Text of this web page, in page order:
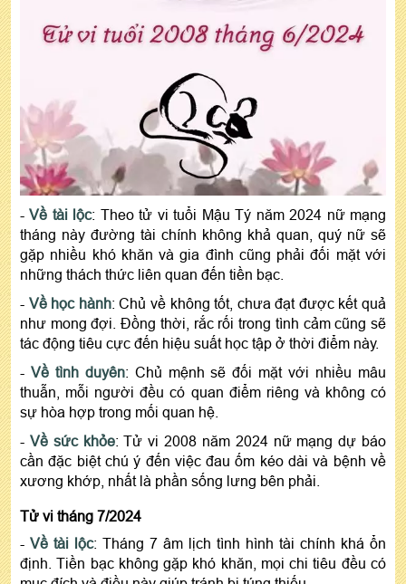
-Về tài lộc: Theo tử vi tuổi Mậu Tý năm 2024 nữ mạng
tháng này đường tài chính không khả quan, quý nữ sẽ
gặp nhiều khó khăn và gia đình cũng phải đối mặt với
những thách thức liên quan đến tiền bạc.
- Về học hành: Chủ về không tốt, chưa đạt được kết quả
như mong đợi. Đồng thời, rắc rối trong tình cảm cũng sẽ
tác động tiêu cực đến hiệu suất học tập ở thời điểm này.
- Về tình duyên: Chủ mệnh sẽ đối mặt với nhiều mâu
thuẫn, mỗi người đều có quan điểm riêng và không có
sự hòa hợp trong mối quan hệ.
- Về sức khỏe: Tử vi 2008 năm 2024 nữ mạng dự báo
cần đặc biệt chú ý đến việc đau ốm kéo dài và bệnh về
xương khớp, nhất là phần sống lưng bên phải.
Tử vi tháng 7/2024
- Về tài lộc: Tháng 7 âm lịch tình hình tài chính khá ổn
định. Tiền bạc không gặp khó khăn, mọi chi tiêu đều có